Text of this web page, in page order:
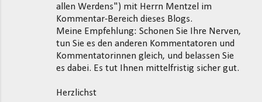
allen Werdens") mit Herrn Mentzel im
Kommentar-Bereich dieses Blogs.
Meine Empfehlung: Schonen Sie Ihre Nerven,
tun Sie es den anderen Kommentatoren und
Kommentatorinnen gleich, und belassen Sie
es dabei. Es tut Ihnen mittelfristig sicher gut.
Herzlichst